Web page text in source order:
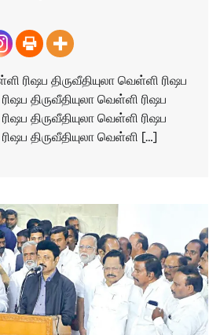
ரிஷப திருவீதியுலா வெள்ளி ரிஷப
திருவீதியுலா வெள்ளி ரிஷப
திருவீதியுலா வெள்ளி ரிஷப
திருவீதியுலா வெள்ளி […]